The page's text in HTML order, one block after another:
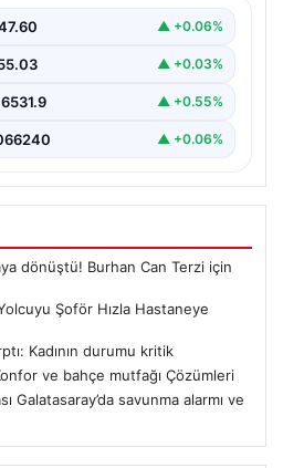
gelmiştir.…
▲ +0.06%
▲ +0.03%
6531.9 ▲ +0.55%
▲ +0.06%
dönüştü! Burhan Can Terzi için
Şoför Hızla Hastaneye
Kadının durumu kritik
ve bahçe mutfağı Çözümleri
Galatasaray’da savunma alarmı ve